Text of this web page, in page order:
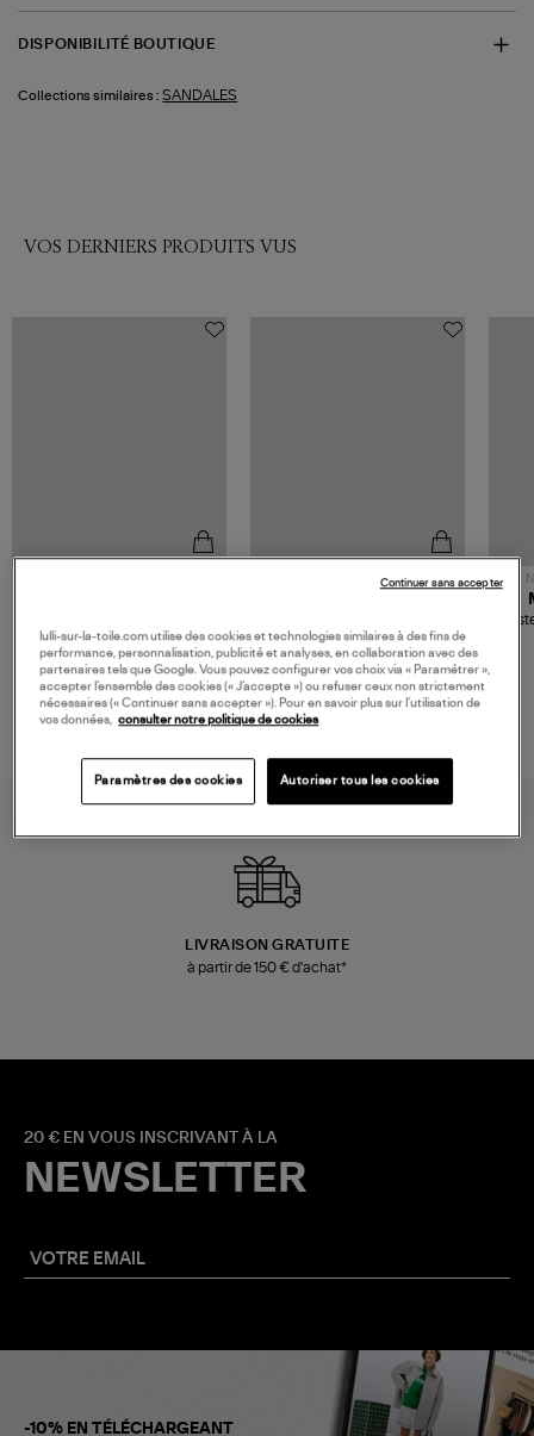
DISPONIBILITÉ BOUTIQUE
Collections similaires : SANDALES
VOS DERNIERS PRODUITS VUS
480,00 €
Champagne
NOUVELLE COLLECTION
189,00 €
Mousse
LIVRAISON GRATUITE
à partir de 150 € d'achat*
20 € EN VOUS INSCRIVANT À LA
NEWSLETTER
-10% EN TÉLÉCHARGEANT
lulli-sur-la-toile.com utilise des cookies et technologies similaires à des fins de
performance, personnalisation, publicité et analyses, en collaboration avec des
partenaires tels que Google. Vous pouvez configurer vos choix via « Paramétrer »,
accepter l’ensemble des cookies (« J’accepte ») ou refuser ceux non strictement
nécessaires (« Continuer sans accepter »). Pour en savoir plus sur l’utilisation de
vos données,
consulter notre politique de cookies
Paramètres des cookies Autoriser tous les cookies
Continuer sans accepter